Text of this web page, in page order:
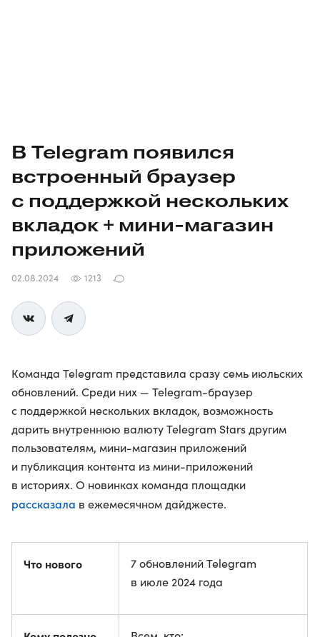
В Telegram появился
встроенный браузер
с поддержкой нескольких
вкладок + мини-магазин
приложений
02.08.2024 1213
Команда Telegram представила сразу семь июльских
обновлений. Среди них — Telegram-браузер
с поддержкой нескольких вкладок, возможность
дарить внутреннюю валюту Telegram Stars другим
пользователям, мини-магазин приложений
и публикация контента из мини-приложений
в историях. О новинках команда площадки
рассказала в ежемесячном дайджесте.
Что нового
7 обновлений Telegram
в июле 2024 года